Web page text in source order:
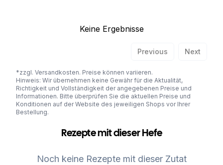
Keine Ergebnisse
Previous Next
*zzgl. Versandkosten. Preise können variieren.
Hinweis: Wir übernehmen keine Gewähr für die Aktualität,
Richtigkeit und Vollständigkeit der angegebenen Preise und
Informationen. Bitte überprüfen Sie die aktuellen Preise und
Konditionen auf der Website des jeweiligen Shops vor Ihrer
Bestellung.
Rezepte mit dieser Hefe
Noch keine Rezepte mit dieser Zutat